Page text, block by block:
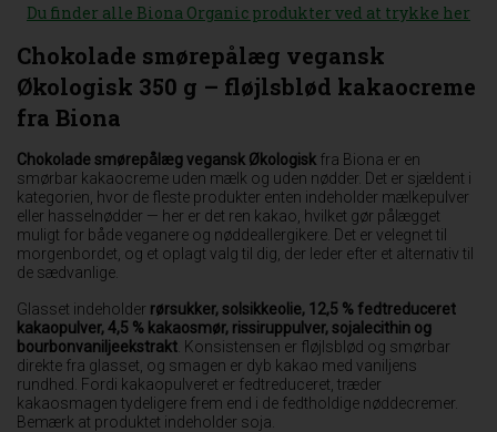
Du finder alle Biona Organic produkter ved at trykke her
Chokolade smørepålæg vegansk
Økologisk 350 g – fløjlsblød kakaocreme
fra Biona
Chokolade smørepålæg vegansk Økologisk fra Biona er en
smørbar kakaocreme uden mælk og uden nødder. Det er sjældent i
kategorien, hvor de fleste produkter enten indeholder mælkepulver
eller hasselnødder — her er det ren kakao, hvilket gør pålægget
muligt for både veganere og nøddeallergikere. Det er velegnet til
morgenbordet, og et oplagt valg til dig, der leder efter et alternativ til
de sædvanlige.
Glasset indeholder rørsukker, solsikkeolie, 12,5 % fedtreduceret
kakaopulver, 4,5 % kakaosmør, rissiruppulver, sojalecithin og
bourbonvaniljeekstrakt . Konsistensen er fløjlsblød og smørbar
direkte fra glasset, og smagen er dyb kakao med vaniljens
rundhed. Fordi kakaopulveret er fedtreduceret, træder
kakaosmagen tydeligere frem end i de fedtholdige nøddecremer.
Bemærk at produktet indeholder soja.